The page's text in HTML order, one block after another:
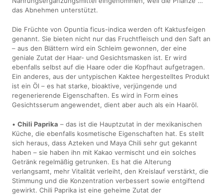
das Abnehmen unterstützt.
Die Früchte von Opuntia ficus-indica werden oft Kaktusfeigen
genannt. Sie bieten nicht nur das Fruchtfleisch und den Saft an
– aus den Blättern wird ein Schleim gewonnen, der eine
geniale Zutat der Haar- und Gesichtsmasken ist. Er wird
ebenfalls selbst auf die Haare oder die Kopfhaut aufgetragen.
Ein anderes, aus der untypischen Kaktee hergestelltes Produkt
ist ein Öl – es hat starke, bioaktive, verjüngende und
regenerierende Eigenschaften. Es wird in Form eines
Gesichtsserum angewendet, dient aber auch als ein Haaröl.
•Chili Paprika – das ist die Hauptzutat in der mexikanischen
Küche, die ebenfalls kosmetische Eigenschaften hat. Es stellt
sich heraus, dass Azteken und Maya Chili sehr gut gekannt
haben – sie haben ihn mit Kakao vermischt und ein solches
Getränk regelmäßig getrunken. Es hat die Alterung
verlangsamt, mehr Vitalität verleiht, den Kreislauf verstärkt, die
Stimmung und die Konzentration verbessert sowie entgiftend
gewirkt. Chili Paprika ist eine geheime Zutat der